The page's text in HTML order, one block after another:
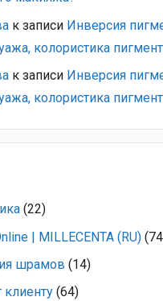
к записи Инверсия
колористика
к записи Инверсия
колористика
(22)
| MILLECENTA (RU)
шрамов (14)
клиенту (64)